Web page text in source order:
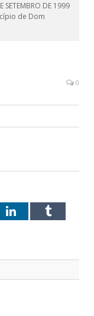
SETEMBRO DE 1999
de Dom
0
LinkedInTumblr